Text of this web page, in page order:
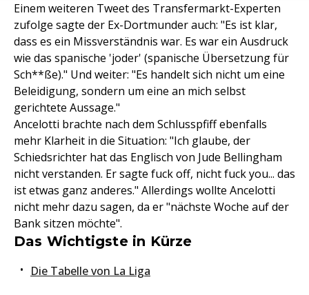
Einem weiteren Tweet des Transfermarkt-Experten
zufolge sagte der Ex-Dortmunder auch: "Es ist klar,
dass es ein Missverständnis war. Es war ein Ausdruck
wie das spanische 'joder' (spanische Übersetzung für
Sch**ße)." Und weiter: "Es handelt sich nicht um eine
Beleidigung, sondern um eine an mich selbst
gerichtete Aussage."
Ancelotti brachte nach dem Schlusspfiff ebenfalls
mehr Klarheit in die Situation: "Ich glaube, der
Schiedsrichter hat das Englisch von Jude Bellingham
nicht verstanden. Er sagte fuck off, nicht fuck you... das
ist etwas ganz anderes." Allerdings wollte Ancelotti
nicht mehr dazu sagen, da er "nächste Woche auf der
Bank sitzen möchte".
Das Wichtigste in Kürze
Die Tabelle von La Liga